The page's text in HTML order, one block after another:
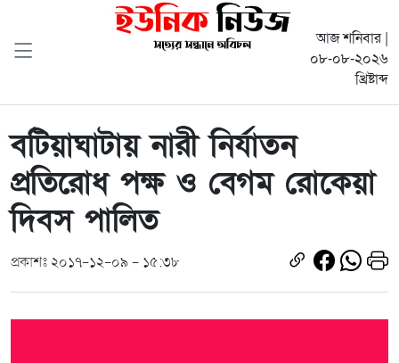
আজ শনিবার |
০৮-০৮-২০২৬
খ্রিষ্টাব্দ
বটিয়াঘাটায় নারী নির্যাতন
প্রতিরোধ পক্ষ ও বেগম রোকেয়া
দিবস পালিত
প্রকাশঃ ২০১৭-১২-০৯ - ১৫:৩৮